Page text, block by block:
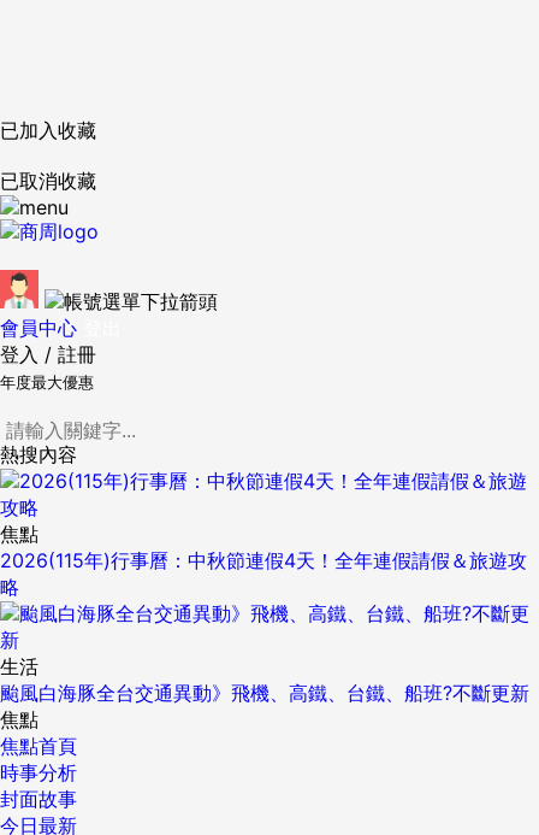
已加入收藏
已取消收藏
會員中心
登入 / 註冊
年度最大優惠
熱搜內容
焦點
2026(115年)行事曆：中秋節連假4天！全年連假請假＆旅遊攻
略
生活
颱風白海豚全台交通異動》飛機、高鐵、台鐵、船班?不斷更新
焦點
焦點首頁
時事分析
封面故事
今日最新